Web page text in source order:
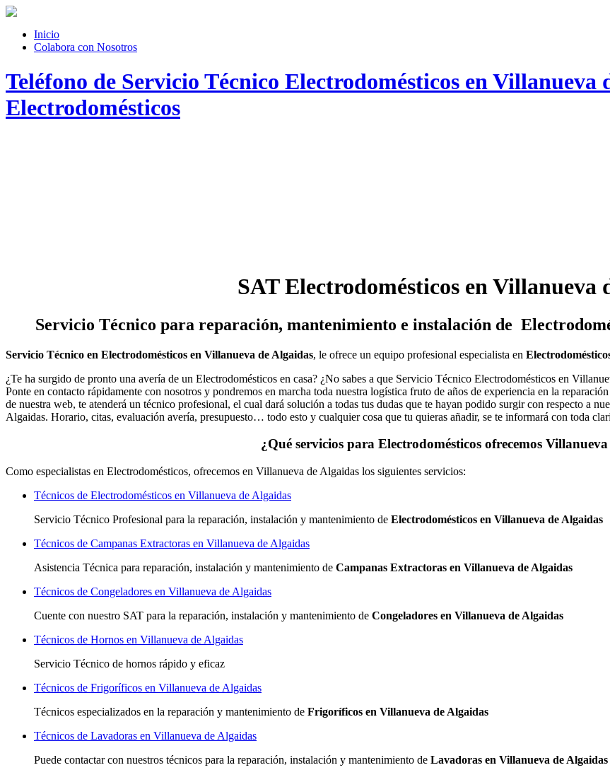
Inicio
Colabora con Nosotros
Teléfono de Servicio Técnico Electrodomésticos en Villanueva
Electrodomésticos
SAT Electrodomésticos en Villanueva
Servicio Técnico para reparación, mantenimiento e instalación de
Servicio Técnico en Electrodomésticos en Villanueva de Algaidas, le ofrece un equipo profesional especialista en
¿Te ha surgido de pronto una avería de un Electrodomésticos en casa? ¿No sabes a que Servicio Técnico Electrodomésticos en
Ponte en contacto rápidamente con nosotros y pondremos en marcha toda nuestra logística fruto de años de experiencia en la
de nuestra web, te atenderá un técnico profesional, el cual dará solución a todas tus dudas que te hayan podido surgir con respecto a
Algaidas. Horario, citas, evaluación avería, presupuesto… todo esto y cualquier cosa que tu quieras añadir, se te informará con toda
¿Qué servicios para Electrodomésticos ofrecemos
Como especialistas en Electrodomésticos, ofrecemos en Villanueva de Algaidas los siguientes servicios:
Técnicos de Electrodomésticos en Villanueva de Algaidas
Servicio Técnico Profesional para la reparación, instalación y mantenimiento de Electrodomésticos en Villanueva de Algaidas
Técnicos de Campanas Extractoras en Villanueva de Algaidas
Asistencia Técnica para reparación, instalación y mantenimiento de Campanas Extractoras en Villanueva de Algaidas
Técnicos de Congeladores en Villanueva de Algaidas
Cuente con nuestro SAT para la reparación, instalación y mantenimiento de Congeladores en Villanueva de Algaidas
Técnicos de Hornos en Villanueva de Algaidas
Servicio Técnico de hornos rápido y eficaz
Técnicos de Frigoríficos en Villanueva de Algaidas
Técnicos especializados en la reparación y mantenimiento de Frigoríficos en Villanueva de Algaidas
Técnicos de Lavadoras en Villanueva de Algaidas
Puede contactar con nuestros técnicos para la reparación, instalación y mantenimiento de Lavadoras en Villanueva de Algaidas